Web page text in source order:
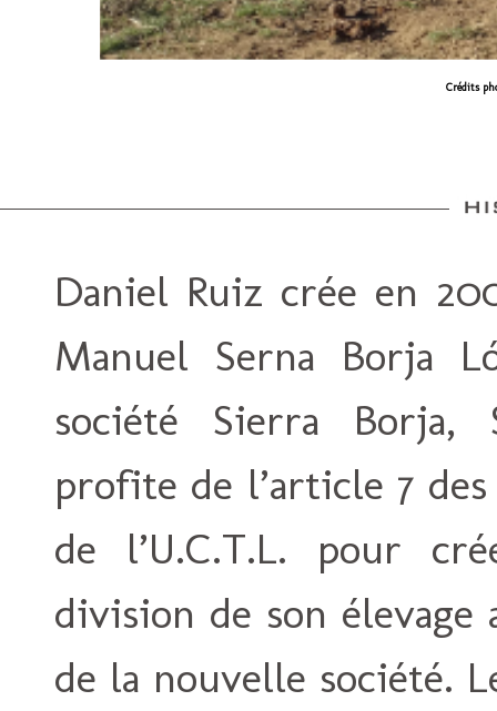
Crédits
Daniel Ruiz crée en
Manuel Serna Borja
société Sierra Borja,
profite de l’article 7
de l’U.C.T.L. pour
division de son élevage
de la nouvelle société.